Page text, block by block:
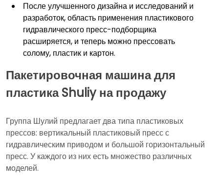
После улучшенного дизайна и исследований и
разработок, область применения пластикового
гидравлического пресс-подборщика
расширяется, и теперь можно прессовать
солому, пластик и картон.
Пакетировочная машина для
пластика Shuliy на продажу
Группа Шулий предлагает два типа пластиковых
прессов: вертикальный пластиковый пресс с
гидравлическим приводом и большой горизонтальный
пресс. У каждого из них есть множество различных
моделей.